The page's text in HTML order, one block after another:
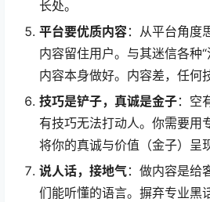
长处。
平台要优质内容：从平台角度
内容留住用户。与其迷信各种
内容本身做好。内容差，任何
技巧是铲子，真诚是金子：空
有技巧无法打动人。你需要用
将你的真诚与价值（金子）呈
说人话，接地气：做内容是给
们能听懂的语言。摒弃专业黑